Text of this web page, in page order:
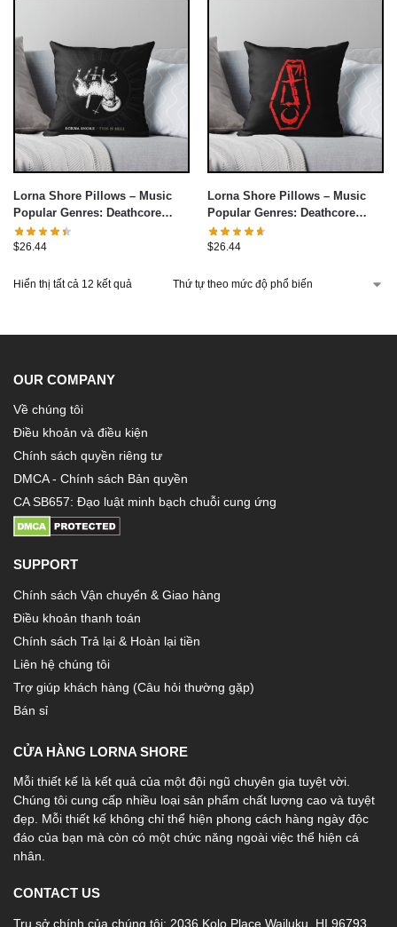
Lorna Shore Pillows – Music
Popular Genres: Deathcore
Throw Pillow cover
$26.44
Lorna Shore Pillows – Music
Popular Genres: Deathcore
Throw Pillow cover
$26.44
Hiển thị tất cả 12 kết quả
OUR COMPANY
Về chúng tôi
Điều khoản và điều kiện
Chính sách quyền riêng tư
DMCA - Chính sách Bản quyền
CA SB657: Đạo luật minh bạch chuỗi cung ứng
SUPPORT
Chính sách Vận chuyển & Giao hàng
Điều khoản thanh toán
Chính sách Trả lại & Hoàn lại tiền
Liên hệ chúng tôi
Trợ giúp khách hàng (Câu hỏi thường gặp)
Bán sỉ
CỬA HÀNG LORNA SHORE
Mỗi thiết kế là kết quả của một đội ngũ chuyên gia tuyệt vời.
Chúng tôi cung cấp nhiều loại sản phẩm chất lượng cao và tuyệt
đẹp. Mỗi thiết kế không chỉ thể hiện phong cách hàng ngày độc
đáo của bạn mà còn có một chức năng ngoài việc thể hiện cá
nhân.
CONTACT US
Trụ sở chính của chúng tôi: 2036 Kolo Place Wailuku, HI 96793,